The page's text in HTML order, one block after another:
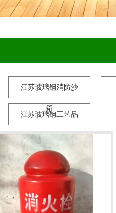
江苏玻璃钢消防沙
箱
江苏玻璃钢工艺品